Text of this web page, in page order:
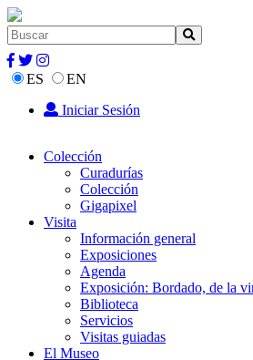
ES
EN
Iniciar Sesión
Colección
Curadurías
Colección
Gigapixel
Visita
Información general
Exposiciones
Agenda
Exposición: Bordado, de la
Biblioteca
Servicios
Visitas guiadas
El Museo